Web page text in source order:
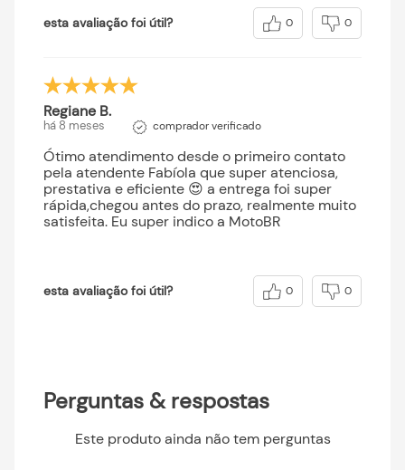
esta avaliação foi útil? 0 0
Regiane B.
há 8 meses comprador verificado
Ótimo atendimento desde o primeiro contato
pela atendente Fabíola que super atenciosa,
prestativa e eficiente 😍 a entrega foi super
rápida,chegou antes do prazo, realmente muito
satisfeita. Eu super indico a MotoBR
esta avaliação foi útil? 0 0
Perguntas & respostas
Este produto ainda não tem perguntas